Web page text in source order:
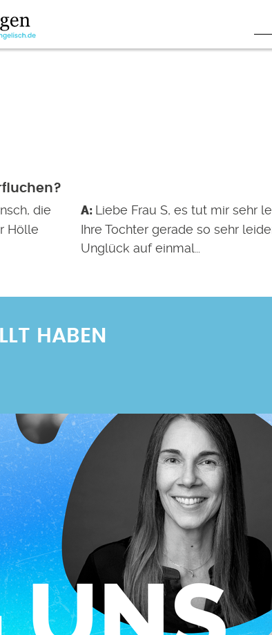
die
Hölle
Liebe Frau S, es tut mir sehr
Ihre Tochter gerade so sehr
Unglück auf einmal…
HABEN